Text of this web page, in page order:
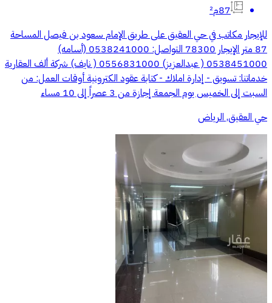
87م²
للإيجار مكاتب في حي العقيق على طريق الإمام سعود بن فيصل المساحة
87 متر الإيجار 78300 التواصل: 0538241000 (أسامه)
0538451000 ( عبدالعزيز) 0556831000 ( نايف) شركة ألف العقارية
خدماتنا: تسويق - إدارة املاك - كتابة عقود الكترونية أوقات العمل: من
السبت إلى الخميس يوم الجمعة إجازة من 3 عصراً إلى 10 مساء
حي العقيق, الرياض